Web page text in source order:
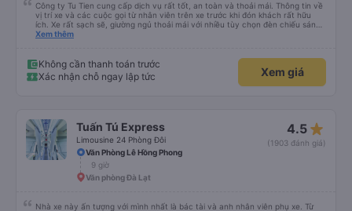
Công ty Tu Tien cung cấp dịch vụ rất tốt, an toàn và thoải mái. Thông tin về
vị trí xe và các cuộc gọi từ nhân viên trên xe trước khi đón khách rất hữu
ích. Xe rất sạch sẽ, giường ngủ thoải mái với nhiều tùy chọn đèn chiếu sáng
và cổng USB được đặt ở vị trí thuận tiện. Nhân viên rất lịch sự và xe đến
Xem thêm
Không cần thanh toán trước
Xác nhận chỗ ngay lập tức
Xem giá
Tuấn Tú Express
Limousine 24 Phòng Đôi
4.5 star_rate
(1903 đánh giá)
Văn Phòng Lê Hồng Phong
9 giờ
Văn phòng Đà Lạt
Nhà xe này ấn tượng với mình nhất là bác tài và anh nhân viên phụ xe. Từ